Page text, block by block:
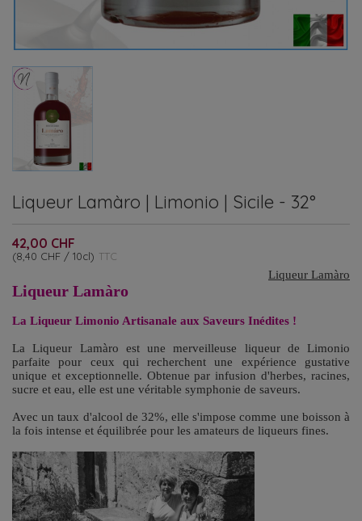
Liqueur Lamàro | Limonio | Sicile - 32°
42,00 CHF
(8,40 CHF / 10cl) TTC
Liqueur Lamàro
Liqueur Lamàro
La Liqueur Limonio Artisanale aux Saveurs Inédites !
La Liqueur Lamàro est une merveilleuse liqueur de Limonio
parfaite pour ceux qui recherchent une expérience gustative
unique et exceptionnelle. Obtenue par infusion d'herbes, racines,
sucre et eau, elle est une véritable symphonie de saveurs.
Avec un taux d'alcool de 32%, elle s'impose comme une boisson à
la fois intense et équilibrée pour les amateurs de liqueurs fines.